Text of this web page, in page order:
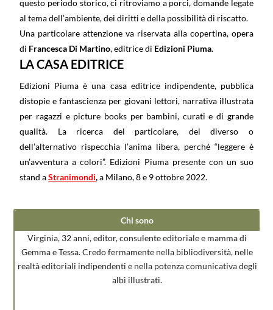
questo periodo storico, ci ritroviamo a porci, domande legate
al tema dell’ambiente, dei diritti e della possibilità di riscatto.
Una particolare attenzione va riservata alla copertina, opera
di Francesca Di Martino, editrice di Edizioni Piuma.
LA CASA EDITRICE
Edizioni Piuma è una casa editrice indipendente, pubblica
distopie e fantascienza per giovani lettori, narrativa illustrata
per ragazzi e picture books per bambini, curati e di grande
qualità. La ricerca del particolare, del diverso o
dell’alternativo rispecchia l’anima libera, perché “leggere è
un’avventura a colori”. Edizioni Piuma presente con un suo
stand aStranimondi,a Milano, 8 e 9 ottobre 2022.
Chi sono
Virginia, 32 anni, editor, consulente editoriale e mamma di
Gemma e Tessa. Credo fermamente nella bibliodiversità, nelle
realtà editoriali indipendenti e nella potenza comunicativa degli
albi illustrati.